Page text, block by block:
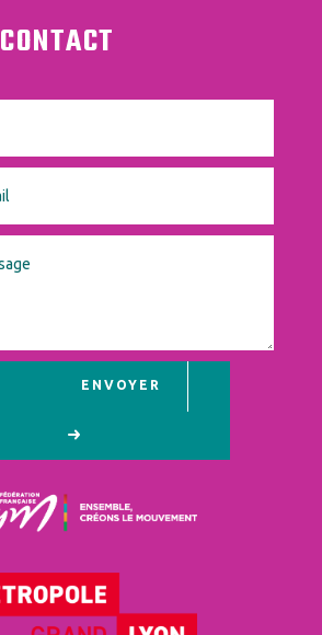
CONTACT
ENVOYER